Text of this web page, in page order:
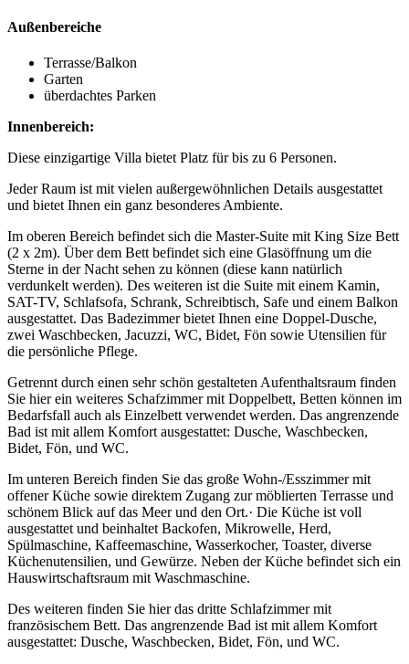
Außenbereiche
Terrasse/Balkon
Garten
überdachtes Parken
Innenbereich:
Diese einzigartige Villa bietet Platz für bis zu 6 Personen.
Jeder Raum ist mit vielen außergewöhnlichen Details ausgestattet
und bietet Ihnen ein ganz besonderes Ambiente.
Im oberen Bereich befindet sich die Master-Suite mit King Size Bett
(2 x 2m). Über dem Bett befindet sich eine Glasöffnung um die
Sterne in der Nacht sehen zu können (diese kann natürlich
verdunkelt werden). Des weiteren ist die Suite mit einem Kamin,
SAT-TV, Schlafsofa, Schrank, Schreibtisch, Safe und einem Balkon
ausgestattet. Das Badezimmer bietet Ihnen eine Doppel-Dusche,
zwei Waschbecken, Jacuzzi, WC, Bidet, Fön sowie Utensilien für
die persönliche Pflege.
Getrennt durch einen sehr schön gestalteten Aufenthaltsraum finden
Sie hier ein weiteres Schafzimmer mit Doppelbett, Betten können im
Bedarfsfall auch als Einzelbett verwendet werden. Das angrenzende
Bad ist mit allem Komfort ausgestattet: Dusche, Waschbecken,
Bidet, Fön, und WC.
Im unteren Bereich finden Sie das große Wohn-/Esszimmer mit
offener Küche sowie direktem Zugang zur möblierten Terrasse und
schönem Blick auf das Meer und den Ort.· Die Küche ist voll
ausgestattet und beinhaltet Backofen, Mikrowelle, Herd,
Spülmaschine, Kaffeemaschine, Wasserkocher, Toaster, diverse
Küchenutensilien, und Gewürze. Neben der Küche befindet sich ein
Hauswirtschaftsraum mit Waschmaschine.
Des weiteren finden Sie hier das dritte Schlafzimmer mit
französischem Bett. Das angrenzende Bad ist mit allem Komfort
ausgestattet: Dusche, Waschbecken, Bidet, Fön, und WC.